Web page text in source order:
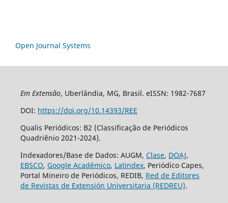
Open Journal Systems
Em Extensão, Uberlândia, MG, Brasil. eISSN: 1982-7687
DOI: https://doi.org/10.14393/REE
Qualis Periódicos: B2 (Classificação de Periódicos
Quadriênio 2021-2024).
Indexadores/Base de Dados: AUGM, Clase, DOAJ,
EBSCO, Google Acadêmico, Latindex, Periódico Capes,
Portal Mineiro de Periódicos, REDIB, Red de Editores
de Revistas de Extensión Universitaria (REDREU).